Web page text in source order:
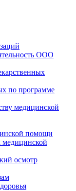
ООО
по программе
медицинской
помощи
медицинской
осмотр